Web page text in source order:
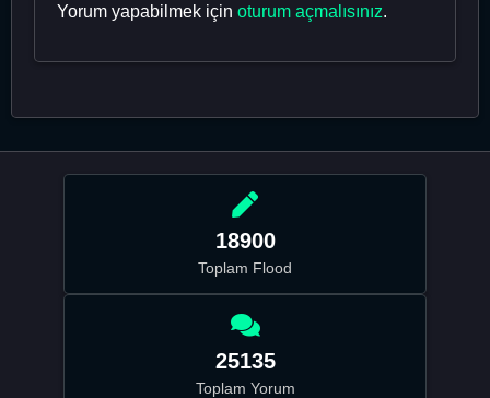
Yorum yapabilmek için oturum açmalısınız.
18900
Toplam Flood
25135
Toplam Yorum